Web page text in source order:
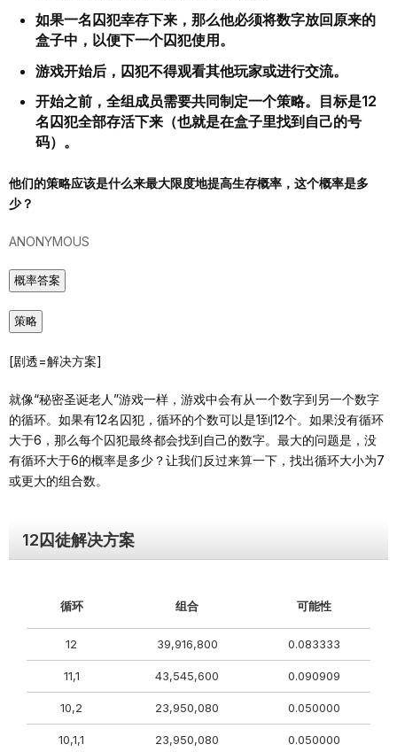
如果一名囚犯幸存下来，那么他必须将数字放回原来的
盒子中，以便下一个囚犯使用。
游戏开始后，囚犯不得观看其他玩家或进行交流。
开始之前，全组成员需要共同制定一个策略。目标是12
名囚犯全部存活下来（也就是在盒子里找到自己的号
码）。
他们的策略应该是什么来最大限度地提高生存概率，这个概率是多
少？
ANONYMOUS
概率答案
策略
[剧透=解决方案]
就像“秘密圣诞老人”游戏一样，游戏中会有从一个数字到另一个数字
的循环。如果有12名囚犯，循环的个数可以是1到12个。如果没有循环
大于6，那么每个囚犯最终都会找到自己的数字。最大的问题是，没
有循环大于6的概率是多少？让我们反过来算一下，找出循环大小为7
或更大的组合数。
12囚徒解决方案
循环 组合 可能性
12 39,916,800 0.083333
11,1 43,545,600 0.090909
10,2 23,950,080 0.050000
10,1,1 23,950,080 0.050000